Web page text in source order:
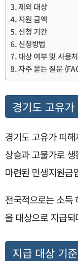
제외 대상
지원 금액
신청 기간
신청방법
대상 여부 및 사용
자주 묻는 질문
경기도 고유
경기도 고유가 피
상승과 고물가로
마련된 민생지원금
전국적으로는 소
을 대상으로 지급
지급 대상 기준